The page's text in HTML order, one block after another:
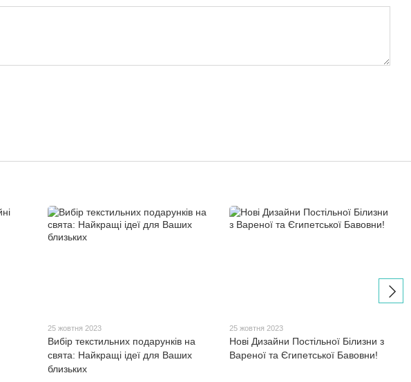
25 жовтня 2023
Вибір текстильних подарунків на
свята: Найкращі ідеї для Ваших
близьких
25 жовтня 2023
Нові Дизайни Постільної Білизни з
Вареної та Єгипетської Бавовни!